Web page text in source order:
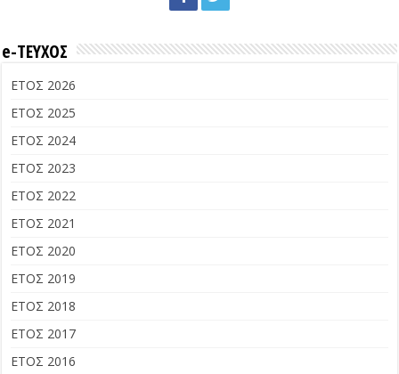
e-ΤΕΥΧΟΣ
ΕΤΟΣ 2026
ΕΤΟΣ 2025
ΕΤΟΣ 2024
ΕΤΟΣ 2023
ΕΤΟΣ 2022
ΕΤΟΣ 2021
ΕΤΟΣ 2020
ΕΤΟΣ 2019
ΕΤΟΣ 2018
ΕΤΟΣ 2017
ΕΤΟΣ 2016